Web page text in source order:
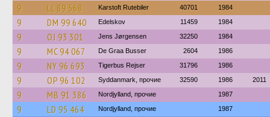
9 LL 89 568 Karstoft Rutebiler 40701 1984
9 DM 99 640 Edelskov 11459 1984
9 OJ 93 301 Jens Jørgensen 32250 1984
9 MC 94 067 De Graa Busser 2604 1986
9 NY 96 693 Tigerbus Rejser 31796 1986
9 OP 96 102 Syddanmark, прочие 32590 1986 2011
9 MB 91 386 Nordjylland, прочие 1987
9 LD 95 464 Nordjylland, прочие 1987